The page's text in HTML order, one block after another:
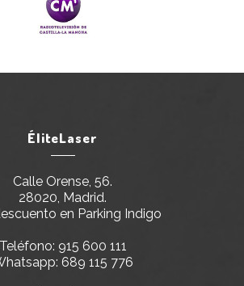
ÉliteLaser
Calle Orense, 56.
28020, Madrid.
en Parking Indigo
Teléfono: 915 600 111
689 115 776